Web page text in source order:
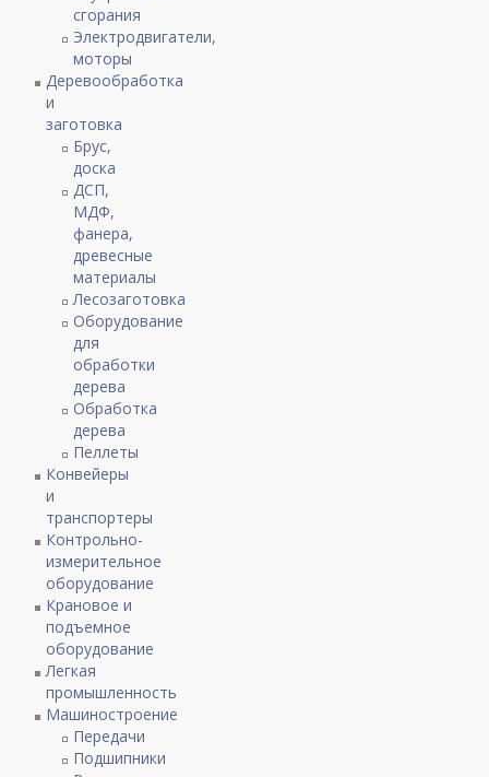
сгорания
Электродвигатели,
моторы
Деревообработка
и
заготовка
Брус,
доска
ДСП,
МДФ,
фанера,
древесные
материалы
Лесозаготовка
Оборудование
для
обработки
дерева
Обработка
дерева
Пеллеты
Конвейеры
и
транспортеры
Контрольно-
измерительное
оборудование
Крановое и
подъемное
оборудование
Легкая
промышленность
Машиностроение
Передачи
Подшипники